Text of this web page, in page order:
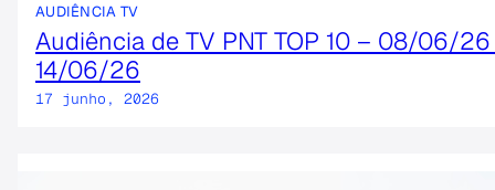
AUDIÊNCIA TV
Audiência de TV PNT TOP 10 – 08/06/
14/06/26
17 junho, 2026